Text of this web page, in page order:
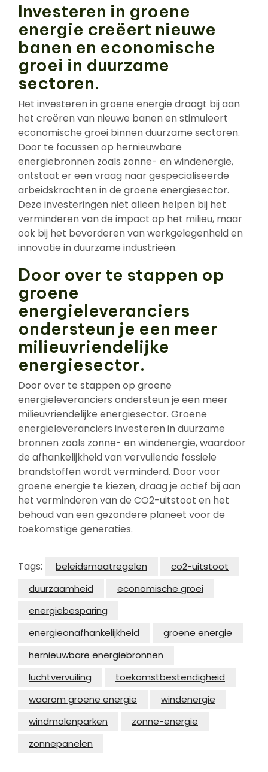
Investeren in groene
energie creëert nieuwe
banen en economische
groei in duurzame
sectoren.
Het investeren in groene energie draagt bij aan
het creëren van nieuwe banen en stimuleert
economische groei binnen duurzame sectoren.
Door te focussen op hernieuwbare
energiebronnen zoals zonne- en windenergie,
ontstaat er een vraag naar gespecialiseerde
arbeidskrachten in de groene energiesector.
Deze investeringen niet alleen helpen bij het
verminderen van de impact op het milieu, maar
ook bij het bevorderen van werkgelegenheid en
innovatie in duurzame industrieën.
Door over te stappen op
groene
energieleveranciers
ondersteun je een meer
milieuvriendelijke
energiesector.
Door over te stappen op groene
energieleveranciers ondersteun je een meer
milieuvriendelijke energiesector. Groene
energieleveranciers investeren in duurzame
bronnen zoals zonne- en windenergie, waardoor
de afhankelijkheid van vervuilende fossiele
brandstoffen wordt verminderd. Door voor
groene energie te kiezen, draag je actief bij aan
het verminderen van de CO2-uitstoot en het
behoud van een gezondere planeet voor de
toekomstige generaties.
Tags: beleidsmaatregelen
co2-uitstoot
duurzaamheid
economische groei
energiebesparing
energieonafhankelijkheid
groene energie
hernieuwbare energiebronnen
luchtvervuiling
toekomstbestendigheid
waarom groene energie
windenergie
windmolenparken
zonne-energie
zonnepanelen